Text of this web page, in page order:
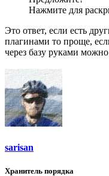
Нажмите для
Это ответ, если есть
плагинами то проще,
через базу руками
sarisan
Хранитель порядка